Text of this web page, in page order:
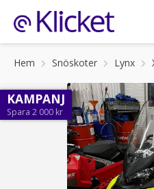
Hem Snöskoter Lynx
KAMPANJ
Spara 2 000 kr